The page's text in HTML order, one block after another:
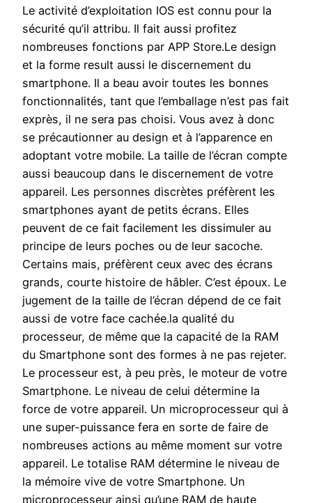
Le activité d’exploitation IOS est connu pour la
sécurité qu’il attribu. Il fait aussi profitez
nombreuses fonctions par APP Store.Le design
et la forme result aussi le discernement du
smartphone. Il a beau avoir toutes les bonnes
fonctionnalités, tant que l’emballage n’est pas fait
exprès, il ne sera pas choisi. Vous avez à donc
se précautionner au design et à l’apparence en
adoptant votre mobile. La taille de l’écran compte
aussi beaucoup dans le discernement de votre
appareil. Les personnes discrètes préfèrent les
smartphones ayant de petits écrans. Elles
peuvent de ce fait facilement les dissimuler au
principe de leurs poches ou de leur sacoche.
Certains mais, préfèrent ceux avec des écrans
grands, courte histoire de hâbler. C’est époux. Le
jugement de la taille de l’écran dépend de ce fait
aussi de votre face cachée.la qualité du
processeur, de même que la capacité de la RAM
du Smartphone sont des formes à ne pas rejeter.
Le processeur est, à peu près, le moteur de votre
Smartphone. Le niveau de celui détermine la
force de votre appareil. Un microprocesseur qui à
une super-puissance fera en sorte de faire de
nombreuses actions au même moment sur votre
appareil. Le totalise RAM détermine le niveau de
la mémoire vive de votre Smartphone. Un
microprocesseur ainsi qu’une RAM de haute